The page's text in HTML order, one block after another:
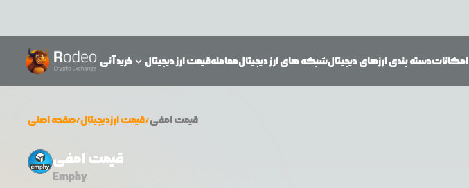
خرید آنی قیمت ارز دیجیتالمعاملهشبکه‌ های ارز دیجیتالدسته بندی ارزهای دیجیتالامکانات
صفحه اصلی/قیمت ارزدیجیتال/ قیمتامفی
قیمت امفی
Emphy